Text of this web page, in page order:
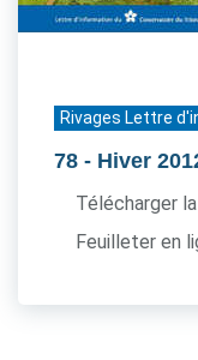
Rivages Lettre
78 - Hiver
Télécharger
Feuilleter en